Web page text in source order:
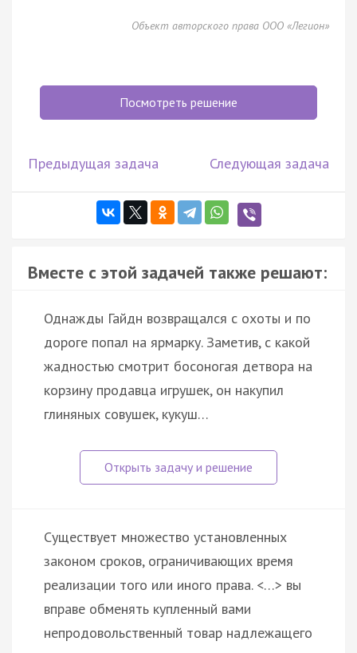
Объект авторского права ООО «Легион»
Посмотреть решение
Предыдущая задача Следующая задача
Вместе с этой задачей также решают:
Однажды Гайдн возвращался с охоты и по
дороге попал на ярмарку. Заметив, с какой
жадностью смотрит босоногая детвора на
корзину продавца игрушек, он накупил
глиняных совушек, кукуш…
Существует множество установленных
законом сроков, ограничивающих время
реализации того или иного права. <…> вы
вправе обменять купленный вами
непродовольственный товар надлежащего